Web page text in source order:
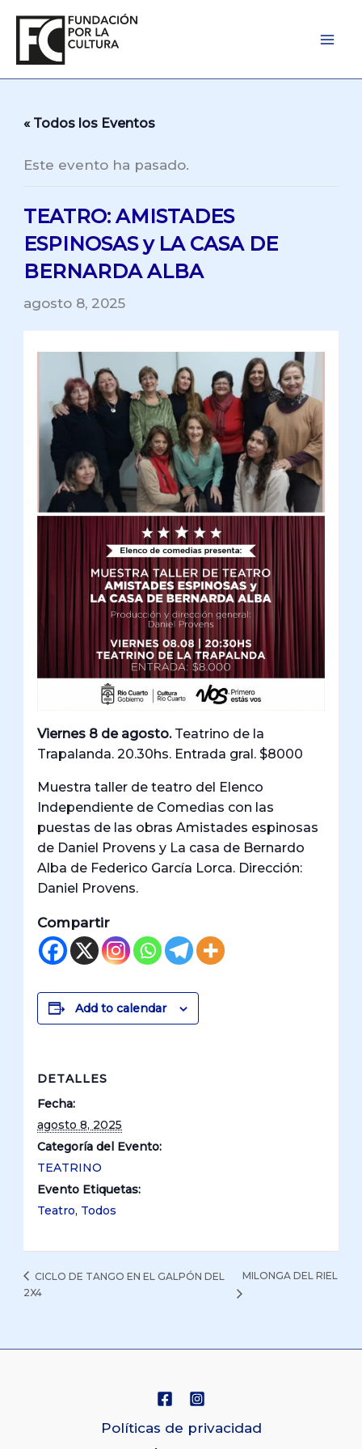
contenido
« Todos los Eventos
Este evento ha pasado.
TEATRO: AMISTADES
ESPINOSAS y LA CASA DE
BERNARDA ALBA
agosto 8, 2025
Viernes 8 de agosto.Teatrino de la
Trapalanda. 20.30hs. Entrada gral. $8000
Muestra taller de teatro del Elenco
Independiente de Comedias con las
puestas de las obras Amistades espinosas
de Daniel Provens y La casa de Bernardo
Alba de Federico García Lorca. Dirección:
Daniel Provens.
Compartir
Add to calendar
DETALLES
Fecha:
agosto 8, 2025
Categoría del Evento:
TEATRINO
Evento Etiquetas:
Teatro, Todos
CICLO DE TANGO EN EL GALPÓN DEL
2X4
MILONGA DEL RIEL
Políticas de privacidad